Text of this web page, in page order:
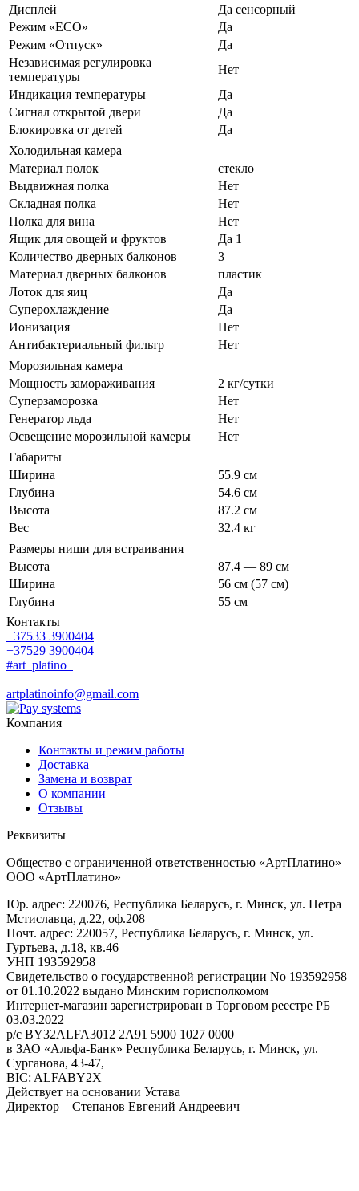
Дисплей
Да сенсорный
Режим «ECO»
Да
Режим «Отпуск»
Да
Независимая регулировка
температуры
Нет
Индикация температуры
Да
Сигнал открытой двери
Да
Блокировка от детей
Да
Холодильная камера
Материал полок
стекло
Выдвижная полка
Нет
Складная полка
Нет
Полка для вина
Нет
Ящик для овощей и фруктов
Да 1
Количество дверных балконов
3
Материал дверных балконов
пластик
Лоток для яиц
Да
Суперохлаждение
Да
Ионизация
Нет
Антибактериальный фильтр
Нет
Морозильная камера
Мощность замораживания
2 кг/сутки
Суперзаморозка
Нет
Генератор льда
Нет
Освещение морозильной камеры
Нет
Габариты
Ширина
55.9 см
Глубина
54.6 см
Высота
87.2 см
Вес
32.4 кг
Размеры ниши для встраивания
Высота
87.4 — 89 см
Ширина
56 см (57 см)
Глубина
55 см
Контакты
+37533 3900404
+37529 3900404
#art_platino
artplatinoinfo@gmail.com
Компания
Контакты и режим работы
Доставка
Замена и возврат
О компании
Отзывы
Реквизиты
Общество с ограниченной ответственностью «АртПлатино»
ООО «АртПлатино»
Юр. адрес: 220076, Республика Беларусь, г. Минск, ул. Петра
Мстиславца, д.22, оф.208
Почт. адрес: 220057, Республика Беларусь, г. Минск, ул.
Гуртьева, д.18, кв.46
УНП 193592958
Свидетельство о государственной регистрации No 193592958
от 01.10.2022 выдано Минским горисполкомом
Интернет-магазин зарегистрирован в Торговом реестре РБ
03.03.2022
р/с BY32ALFA3012 2A91 5900 1027 0000
в ЗАО «Альфа-Банк» Республика Беларусь, г. Минск, ул.
Сурганова, 43-47,
BIC: ALFABY2X
Действует на основании Устава
Директор – Степанов Евгений Андреевич